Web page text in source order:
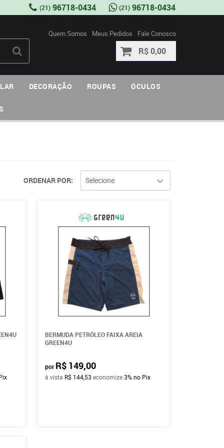
(21) 96718-0434 (21) 96718-0434
Quem Somos Meus Pedidos Fale Conosco
R$ 0,00
DECORAÇÃO ROUPAS ÓCULOS
ORDENAR POR Selecione
BERMUDA PETRÓLEO FAIXA AREIA
GREEN4U
por R$ 149,00
à vista R$ 144,53 economize3%no Pix